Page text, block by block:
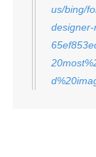
us/bing/